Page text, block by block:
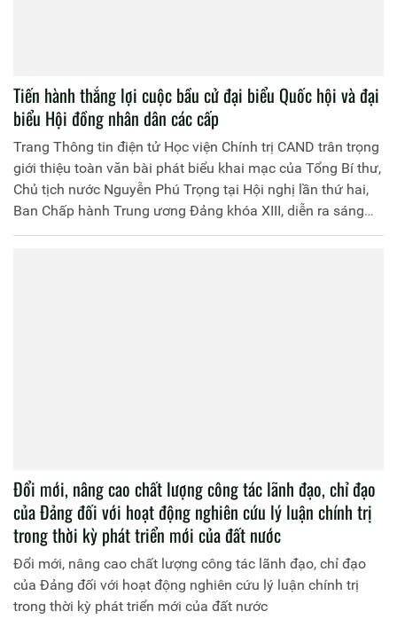
Tiến hành thắng lợi cuộc bầu cử đại biểu Quốc hội và đại
biểu Hội đồng nhân dân các cấp
Trang Thông tin điện tử Học viện Chính trị CAND trân trọng
giới thiệu toàn văn bài phát biểu khai mạc của Tổng Bí thư,
Chủ tịch nước Nguyễn Phú Trọng tại Hội nghị lần thứ hai,
Ban Chấp hành Trung ương Đảng khóa XIII, diễn ra sáng
8/3 ở Hà Nội.
Đổi mới, nâng cao chất lượng công tác lãnh đạo, chỉ đạo
của Đảng đối với hoạt động nghiên cứu lý luận chính trị
trong thời kỳ phát triển mới của đất nước
Đổi mới, nâng cao chất lượng công tác lãnh đạo, chỉ đạo
của Đảng đối với hoạt động nghiên cứu lý luận chính trị
trong thời kỳ phát triển mới của đất nước